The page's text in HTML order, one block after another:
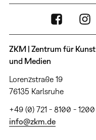
ZKM | Zentrum für Kunst
und Medien
Lorenzstraße 19
76135 Karlsruhe
+49 (0) 721 - 8100 - 1200
info@zkm.de